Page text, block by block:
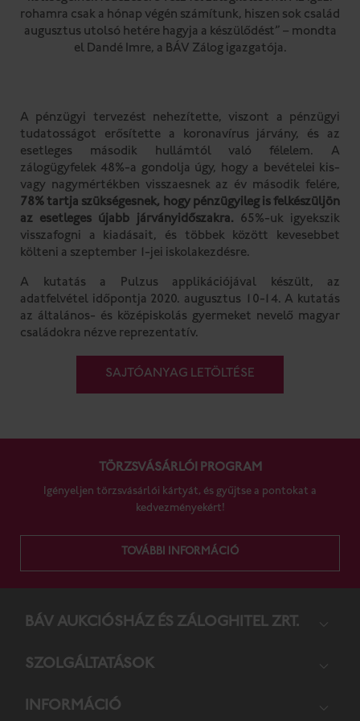
rohamra csak a hónap végén számítunk, hiszen sok család
augusztus utolsó hetére hagyja a készülődést” – mondta
el Dandé Imre, a BÁV Zálog igazgatója.
A pénzügyi tervezést nehezítette, viszont a pénzügyi
tudatosságot erősítette a koronavírus járvány, és az
esetleges második hullámtól való félelem. A
zálogügyfelek 48%-a gondolja úgy, hogy a bevételei kis-
vagy nagymértékben visszaesnek az év második felére,
78% tartja szükségesnek, hogy pénzügyileg is felkészüljön
az esetleges újabb járványidőszakra. 65%-uk igyekszik
visszafogni a kiadásait, és többek között kevesebbet
költeni a szeptember 1-jei iskolakezdésre.
A kutatás a Pulzus applikációjával készült, az
adatfelvétel időpontja 2020. augusztus 10-14. A kutatás
az általános- és középiskolás gyermeket nevelő magyar
családokra nézve reprezentatív.
SAJTÓANYAG LETÖLTÉSE
TÖRZSVÁSÁRLÓI PROGRAM
Igényeljen törzsvásárlói kártyát, és gyűjtse a pontokat a
kedvezményekért!
TOVÁBBI INFORMÁCIÓ
BÁV AUKCIÓS­HÁZ ÉS ZÁLOG­HITEL ZRT.
SZOL­GÁL­TA­TÁ­SOK
INFORMÁCIÓ